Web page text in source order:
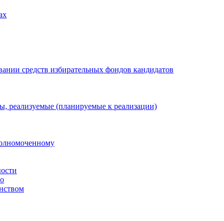
средств избирательных фондов кандидатов
реализуемые (планируемые к реализации)